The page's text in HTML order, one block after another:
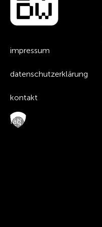
impressum
datenschutzerklärung
kontakt
faq